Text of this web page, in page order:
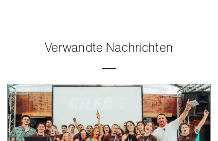
Verwandte Nachrichten